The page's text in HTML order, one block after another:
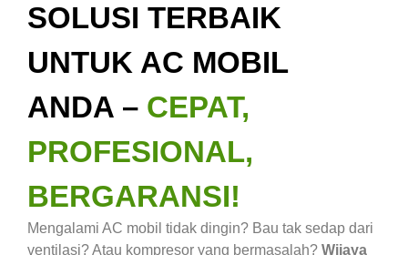
SOLUSI TERBAIK
UNTUK AC MOBIL
ANDA – CEPAT,
PROFESIONAL,
BERGARANSI!
Mengalami AC mobil tidak dingin? Bau tak sedap dari
ventilasi? Atau kompresor yang bermasalah? Wijaya